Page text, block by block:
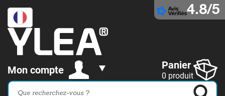
4.8/5
Mon compte Panier
0 produit